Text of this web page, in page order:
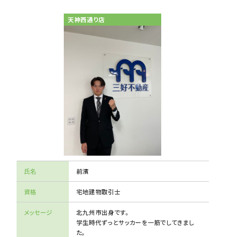
天神西通り店
氏名 前濱
資格 宅地建物取引士
メッセージ
北九州市出身です。
学生時代ずっとサッカーを一筋でしてきまし
た。